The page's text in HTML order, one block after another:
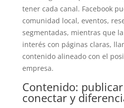
tener cada canal. Facebook
comunidad local, eventos,
segmentadas, mientras que
interés con páginas claras,
contenido alineado con el
empresa.
Contenido:
conectar y